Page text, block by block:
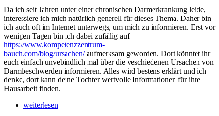
Da ich seit Jahren unter einer chronischen Darmerkrankung leide,
interessiere ich mich natürlich generell für dieses Thema. Daher bin
ich auch oft im Internet unterwegs, um mich zu informieren. Erst vor
wenigen Tagen bin ich dabei zufällig auf
https://www.kompetenzzentrum-
bauch.com/blog/ursachen/aufmerksam geworden. Dort könntet ihr
euch einfach unvebindlich mal über die veschiedenen Ursachen von
Darmbeschwerden informieren. Alles wird bestens erklärt und ich
denke, dort kann deine Tochter wertvolle Informationen für ihre
Hausarbeit finden.
weiterlesen